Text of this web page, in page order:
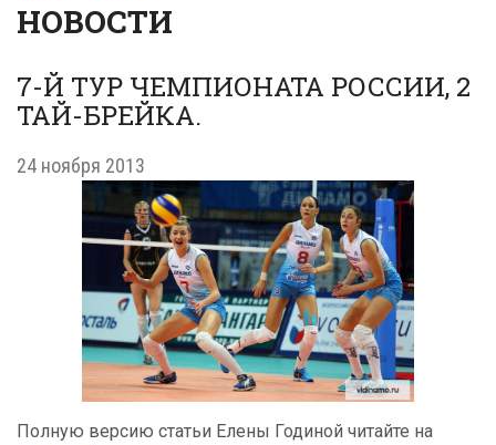
НОВОСТИ
7-Й ТУР ЧЕМПИОНАТА РОССИИ, 2
ТАЙ-БРЕЙКА.
24 ноября 2013
Полную версию статьи Елены Годиной читайте на